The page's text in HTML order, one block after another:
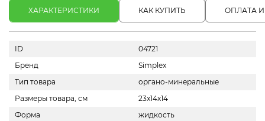
ХАРАКТЕРИСТИКИ КАК КУПИТЬ ОПЛАТА
ID
04721
Бренд
Simplex
Тип товара
органо-минеральные
Размеры товара, см
23x14x14
Форма
жидкость